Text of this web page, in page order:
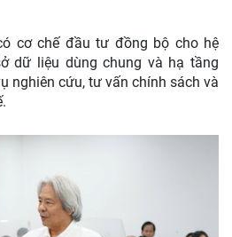
cơ chế đầu tư đồng bộ cho hệ
dữ liệu dùng chung và hạ tầng
nghiên cứu, tư vấn chính sách và